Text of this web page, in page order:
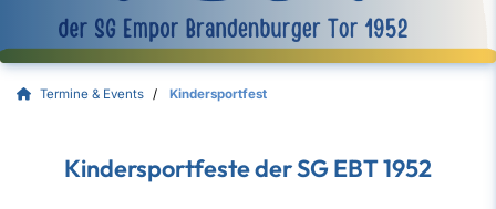
Termine & Events Kindersportfest
Kindersportfeste der SG EBT 1952